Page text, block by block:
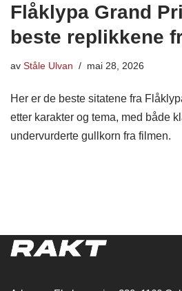
Flåklypa Grand
beste replikkene
av Ståle Ulvan mai 28, 2026
Her er de beste sitatene fra
etter karakter og tema, med både
undervurderte gullkorn fra filmen.